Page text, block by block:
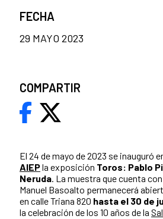
El 24 de mayo de 2023 se inauguró
AIEPla exposición Toros: Pablo
Neruda. La muestra que cuenta
Manuel Basoalto permanecerá
en calle Triana 820 hasta el 30 de
la celebración de los 10 años de la
FECHA
29 MAYO 2023
COMPARTIR